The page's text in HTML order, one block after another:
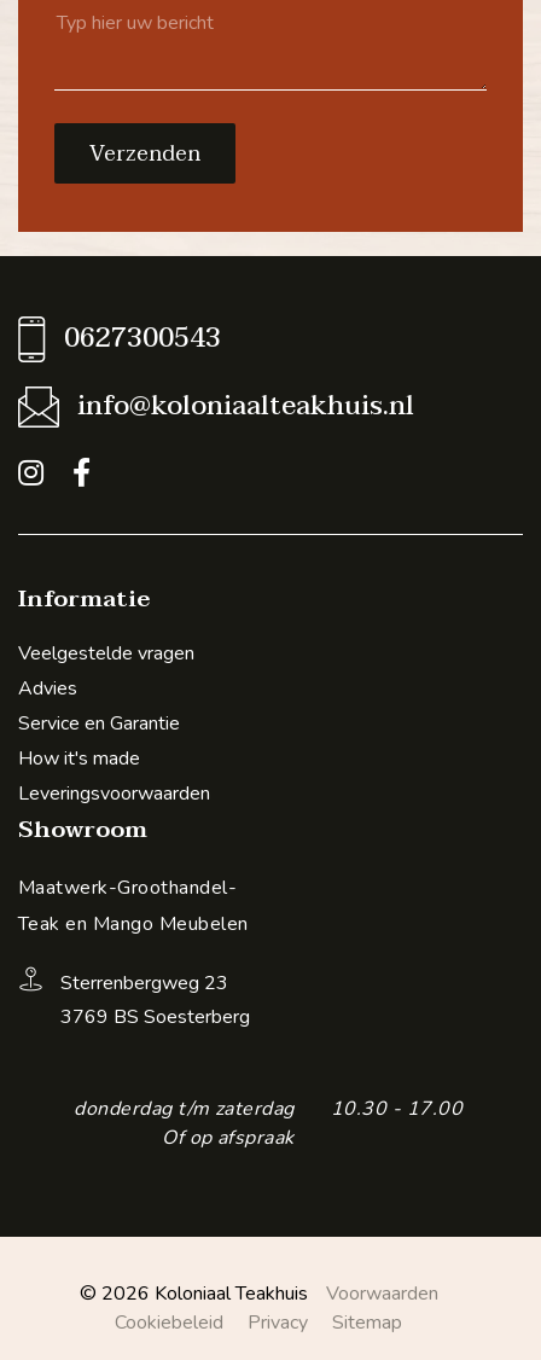
Verzenden
0627300543
info@koloniaalteakhuis.nl
Informatie
Veelgestelde vragen
Advies
Service en Garantie
How it's made
Leveringsvoorwaarden
Showroom
Maatwerk-Groothandel-
Teak en Mango Meubelen
Sterrenbergweg 23
3769 BS Soesterberg
donderdag t/m zaterdag
10.30 - 17.00
Of op afspraak
© 2026 Koloniaal Teakhuis
Voorwaarden
Cookiebeleid
Privacy Sitemap